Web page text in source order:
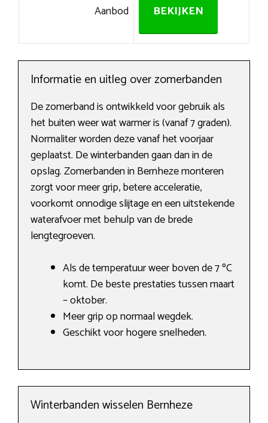
Aanbod BEKIJKEN
Informatie en uitleg over zomerbanden
De zomerband is ontwikkeld voor gebruik als
het buiten weer wat warmer is (vanaf 7 graden).
Normaliter worden deze vanaf het voorjaar
geplaatst. De winterbanden gaan dan in de
opslag. Zomerbanden in Bernheze monteren
zorgt voor meer grip, betere acceleratie,
voorkomt onnodige slijtage en een uitstekende
waterafvoer met behulp van de brede
lengtegroeven.
Als de temperatuur weer boven de 7 ºC
komt. De beste prestaties tussen maart
– oktober.
Meer grip op normaal wegdek.
Geschikt voor hogere snelheden.
Winterbanden wisselen Bernheze